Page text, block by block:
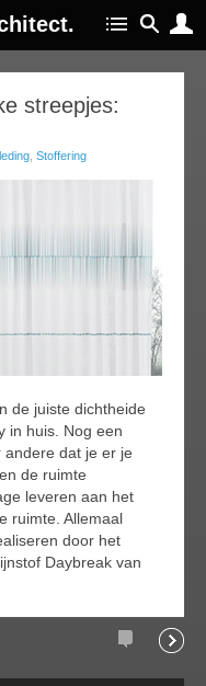
streepjes:
Stoffering
de juiste dichtheide
in huis. Nog een
dat je er je
de ruimte
leveren aan het
ruimte. Allemaal
door het
Daybreak van
Comments